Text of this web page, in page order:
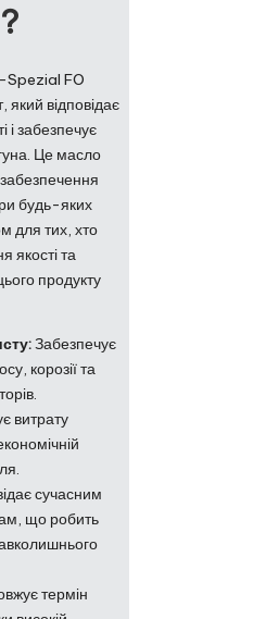
Spezial FO
відповідає
і забезпечує
Це масло
будь-яких
для тих, хто
якості та
продукту
Забезпечує
корозії та
витрату
сучасним
що робить
термін